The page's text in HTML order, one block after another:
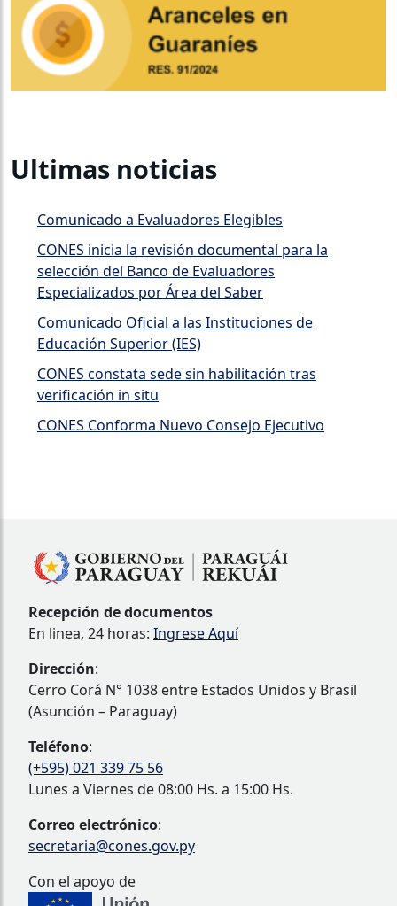
Ultimas noticias
Comunicado a Evaluadores Elegibles
CONES inicia la revisión documental para la
selección del Banco de Evaluadores
Especializados por Área del Saber
Comunicado Oficial a las Instituciones de
Educación Superior (IES)
CONES constata sede sin habilitación tras
verificación in situ
CONES Conforma Nuevo Consejo Ejecutivo
Recepción de documentos
En linea, 24 horas: Ingrese Aquí
Dirección:
Cerro Corá N° 1038 entre Estados Unidos y Brasil
(Asunción – Paraguay)
Teléfono:
(+595) 021 339 75 56
Lunes a Viernes de 08:00 Hs. a 15:00 Hs.
Correo electrónico:
secretaria@cones.gov.py
Con el apoyo de